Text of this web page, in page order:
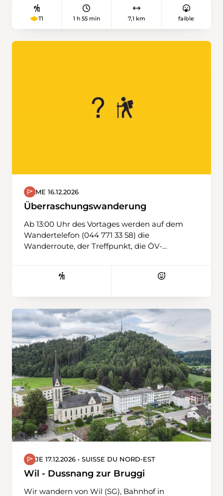
weiter durch den Wald. Wir passieren das Dorf
Wildensbuch, die Landschaft wird offener und
einem kurzen Abstieg erreichen wir die Ebene
T1 1 h 55 min 7,1 km faible
ME 16.12.2026
Überraschungswanderung
Ab 13:00 Uhr des Vortages werden auf dem
Wandertelefon (044 771 33 58) die
Wanderroute, der Treffpunkt, die ÖV-
JE 17.12.2026 • SUISSE DU NORD-EST
Wil - Dussnang zur Bruggi
Wir wandern von Wil (SG), Bahnhof in